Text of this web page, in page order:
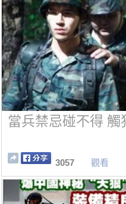
當兵禁忌碰不得 觸
3057 觀看